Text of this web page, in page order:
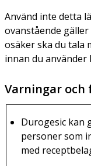
Använd inte detta
ovanstående
osäker ska du tala
innan du använder
Varningar
Durogesic kan
personer som
med